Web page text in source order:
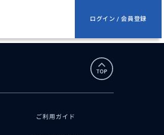
ログイン / 会員登録
ご利用ガイド